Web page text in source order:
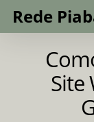
SkipRede
Site